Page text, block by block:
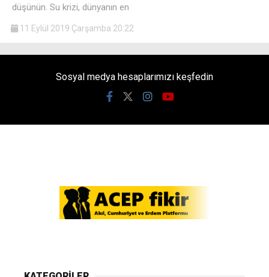
düşünün. Su krizi, dünyanın en
11 Eylül 2019 Çarşamba 20:22
Sosyal medya hesaplarımızı keşfedin